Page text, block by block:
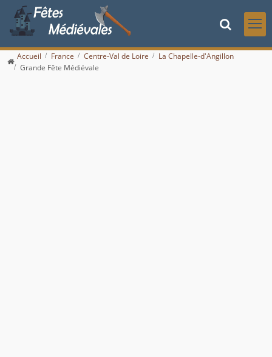
Accueil France Centre-Val de Loire
La Chapelle-d'Angillon
Grande Fête Médiévale